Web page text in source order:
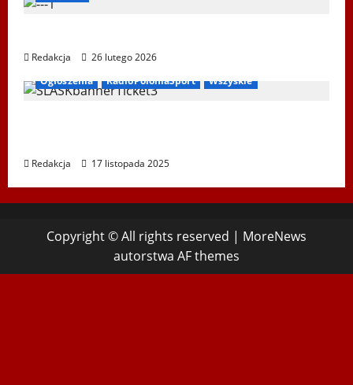
Redakcja
26 lutego 2026
Ogłoszenia
RadioPoloniaSport Wszyskie
Redakcja 17 listopada 2025
Copyright © All rights reserved | MoreNews
autorstwa AF themes